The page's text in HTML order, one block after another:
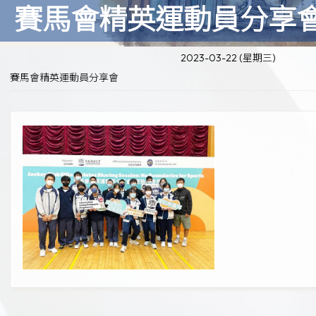
賽馬會精英運動員分享
2023-03-22 (星期三)
賽馬會精英運動員分享會